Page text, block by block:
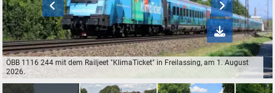
ÖBB 1116 244 mit dem Railjeet "KlimaTicket" in Freilassing, am 1.
ÖBB 1116 244 mit dem Railjeet "KlimaTicket" in Freilassing, am 1. August
2026.